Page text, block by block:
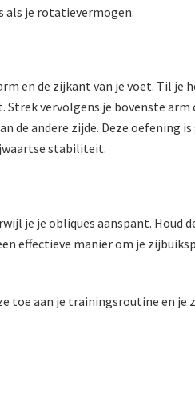
als je rotatievermogen.
en de zijkant van je voet. Til je
vervolgens je bovenste arm
de andere zijde. Deze oefening
stabiliteit.
je je obliques aanspant. Houd
effectieve manier om je
toe aan je trainingsroutine en